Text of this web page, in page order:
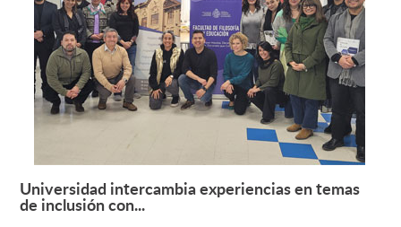
Leer más +
Universidad intercambia experiencias en temas
de inclusión con...